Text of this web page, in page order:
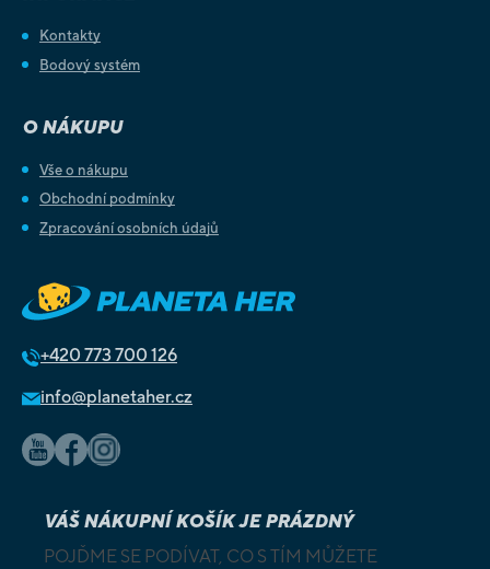
Kontakty
Bodový systém
O NÁKUPU
Vše o nákupu
Obchodní podmínky
Zpracování osobních údajů
+420 773 700 126
info@planetaher.cz
VÁŠ NÁKUPNÍ KOŠÍK JE PRÁZDNÝ
POJĎME SE PODÍVAT, CO S TÍM MŮŽETE